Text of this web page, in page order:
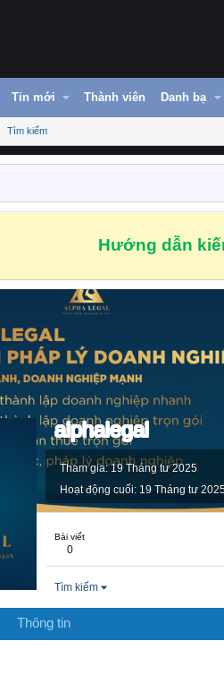
Tin mới Thành viên Danh bạ
Tìm kiếm
Hướng dẫn
alphalegal
Tham gia 19 Tháng tư 2025
Hoạt động cuối 19 Tháng tư
Bài viết
0
Tìm kiếm
Thông tin